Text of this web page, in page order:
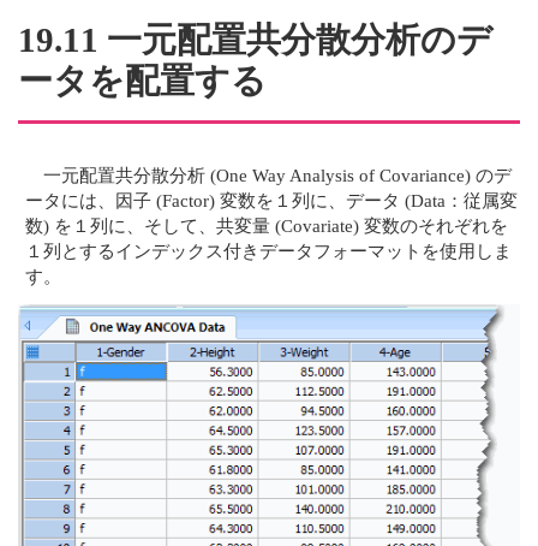
19.11 一元配置共分散分析のデ
ータを配置する
一元配置共分散分析 (One Way Analysis of Covariance) のデ
ータには、因子 (Factor) 変数を１列に、データ (Data：従属変
数) を１列に、そして、共変量 (Covariate) 変数のそれぞれを
１列とするインデックス付きデータフォーマットを使用しま
す。